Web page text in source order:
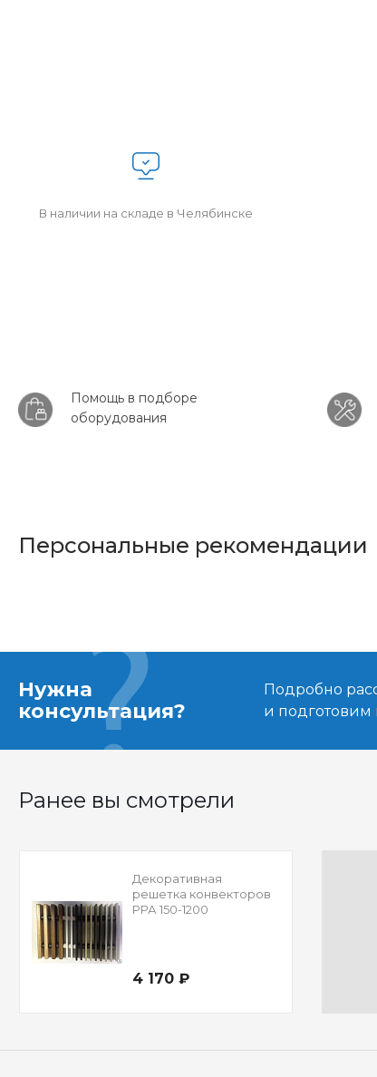
В наличии на складе в Челябинске
Помощь в подборе
оборудования
Персональные рекомендации
Нужна
консультация?
Подробно
и
Ранее вы смотрели
Декоративная
решетка конвекторов
РРА 150-1200
4 170 ₽